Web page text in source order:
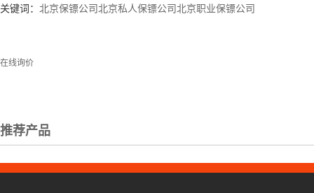
关键词： 北京保镖公司北京私人保镖公司北京职业保镖公司
在线询价
推荐产品